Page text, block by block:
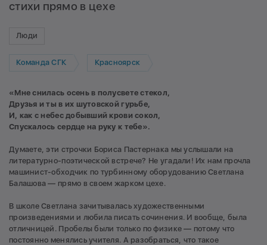
стихи прямо в цехе
Люди
Команда СГК Красноярск
«Мне снилась осень в полусвете стекол,
Друзья и ты в их шутовской гурьбе,
И, как с небес добывший крови сокол,
Спускалось сердце на руку к тебе».
Думаете, эти строчки Бориса Пастернака мы услышали на
литературно-поэтической встрече? Не угадали! Их нам прочла
машинист-обходчик по турбинному оборудованию Светлана
Балашова — прямо в своем жарком цехе.
В школе Светлана зачитывалась художественными
произведениями и любила писать сочинения. И вообще, была
отличницей. Пробелы были только по физике — потому что
постоянно менялись учителя. А разобраться, что такое